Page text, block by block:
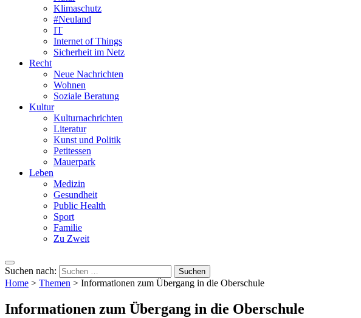
Klimaschutz
#Neuland
IT
Internet of Things
Sicherheit im Netz
Recht
Neue Nachrichten
Wohnen
Soziale Beratung
Kultur
Kulturnachrichten
Literatur
Kunst und Politik
Petitessen
Mauerpark
Leben
Medizin
Gesundheit
Public Health
Sport
Familie
Zu Zweit
Suchen nach:
Home > Themen > Informationen zum Übergang in die Oberschule
Informationen zum Übergang in die Oberschule